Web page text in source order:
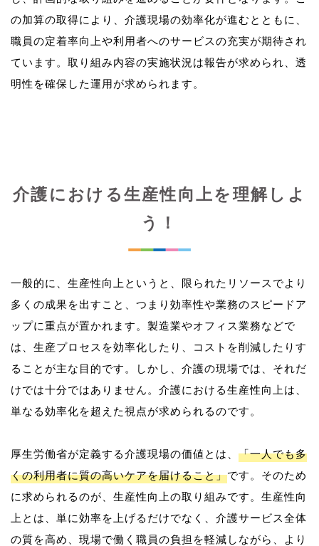
の加算の取得により、介護現場の効率化が進むとともに、
職員の定着率向上や利用者へのサービスの充実が期待され
ています。取り組み内容の実施状況は報告が求められ、透
介護における生産性向上を理解しよ
う！
一般的に、生産性向上というと、限られたリソースでより
多くの成果を出すこと、つまり効率性や業務のスピードア
ップに重点が置かれます。製造業やオフィス業務などで
は、生産プロセスを効率化したり、コストを削減したりす
ることが主な目的です。しかし、介護の現場では、それだ
けでは十分ではありません。介護における生産性向上は、
単なる効率化を超えた視点が求められるのです。
厚生労働省が定義する介護現場の価値とは、 「一人でも多
くの利用者に質の高いケアを届けること」です。そのため
に求められるのが、生産性向上の取り組みです。生産性向
上とは、単に効率を上げるだけでなく、介護サービス全体
の質を高め、現場で働く職員の負担を軽減しながら、より